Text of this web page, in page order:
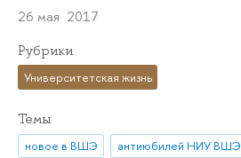
26 мая 2017
Рубрики
Университетская жизнь
Темы
новое в ВШЭ антиюбилей НИУ ВШЭ